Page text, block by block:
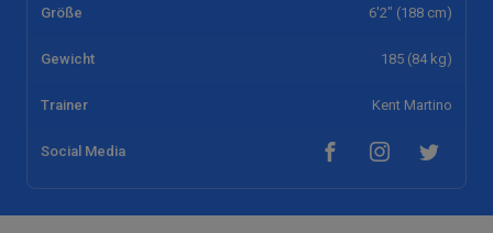
Größe 6'2" (188 cm)
Gewicht 185 (84 kg)
Trainer Kent Martino
Social Media